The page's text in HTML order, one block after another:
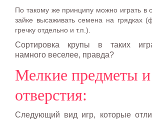
По такому же принципу можно играть в
зайке высаживать семена на грядках
гречку отдельно и т.п.).
Сортировка крупы в таких
намного веселее, правда?
Мелкие предметы и
отверстия:
Следующий вид игр, которые